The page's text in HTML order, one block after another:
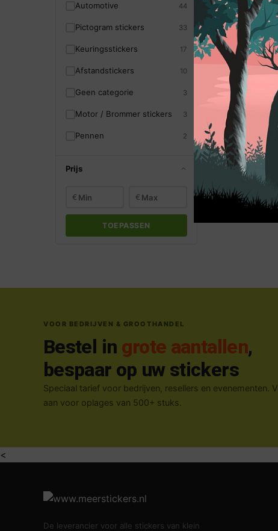
Automotive 44
Pictogram stickers 33
Keuringsstickers 17
Afstandstickers 10
Geen categorie 3
Motor / Brommer stickers 3
Pennen 2
Prijs
€ €
TOEPASSEN
Automotive·
Autoraam
Vanaf 1,80
VOOR BEDRIJVEN & GROOTHANDEL
Bestel in grote aantallen,
bespaar op uw stickers
Speciaal tarief voor bedrijven, resellers en evenementen.
aan voor oplages van 500+ stuks.
<
De leverancier voor alle stickers van klein